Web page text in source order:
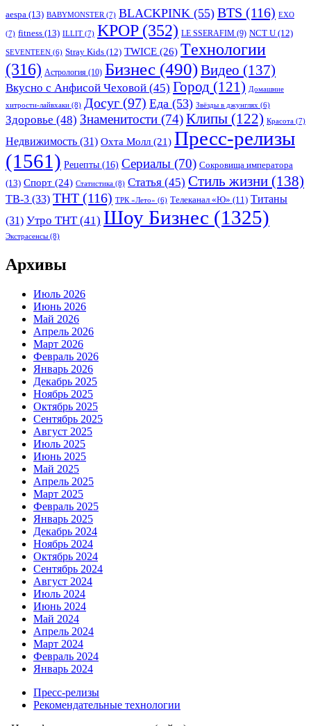
aespa (13) BABYMONSTER (7) BLACKPINK (55) BTS (116) EXO
(7) fitness (13) ILLIT (7) KPOP(352) LE SSERAFIM (9) NCT U (12)
SEVENTEEN (6) Stray Kids (12) TWICE (26) Tехнологии
(316) Астрология (10) Бизнес (490)Видео (137)
Вкусно с Анфисой Чеховой (45) Город (121) Домашние
хитрости-лайвхаки (8) Досуг (97) Еда (53) Звёзды в джунглях (6)
Здоровье (48) Знаменитости (74)Клипы (122) Красота (7)
Недвижимость (31) Охта Молл (21) Пресс-релизы
(1561) Рецепты (16) Сериалы (70) Сокровища императора
(13) Спорт (24) Статистика (8) Статья (45) Стиль жизни (138)
ТВ-3 (33) ТНТ (116) ТРК «Лето» (6) Телеканал «Ю» (11) Титаны
(31) Утро ТНТ(41) Шоу Бизнес (1325)
Экстрасенсы (8)
Архивы
Июль 2026
Июнь 2026
Май 2026
Апрель 2026
Март 2026
Февраль 2026
Январь 2026
Декабрь 2025
Ноябрь 2025
Октябрь 2025
Сентябрь 2025
Август 2025
Июль 2025
Июнь 2025
Май 2025
Апрель 2025
Март 2025
Февраль 2025
Январь 2025
Декабрь 2024
Ноябрь 2024
Октябрь 2024
Сентябрь 2024
Август 2024
Июль 2024
Июнь 2024
Май 2024
Апрель 2024
Март 2024
Февраль 2024
Январь 2024
Пресс-релизы
Рекомендательные технологии